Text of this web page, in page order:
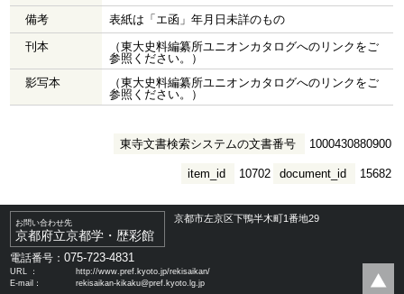
備考
表紙は「エ函」年月日未詳のもの
刊本
（東大史料編纂所ユニオンカタログへのリンクをご
参照ください。）
影写本
（東大史料編纂所ユニオンカタログへのリンクをご
参照ください。）
東寺文書検索システムの文書番号 1000430880900
document_id 15682
item_id 10702
お問い合わせ先
京都府立京都学・歴彩館
京都市左京区下鴨半木町1番地29
電話番号：075-723-4831
URL ：
http://www.pref.kyoto.jp/rekisaikan/
E-mail：
rekisaikan-kikaku@pref.kyoto.lg.jp